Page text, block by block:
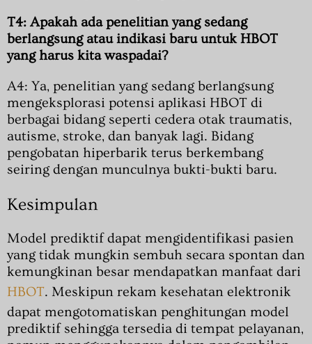
T4: Apakah ada penelitian yang sedang
berlangsung atau indikasi baru untuk HBOT
yang harus kita waspadai?
A4: Ya, penelitian yang sedang berlangsung
mengeksplorasi potensi aplikasi HBOT di
berbagai bidang seperti cedera otak traumatis,
autisme, stroke, dan banyak lagi. Bidang
pengobatan hiperbarik terus berkembang
seiring dengan munculnya bukti-bukti baru.
Kesimpulan
Model prediktif dapat mengidentifikasi pasien
yang tidak mungkin sembuh secara spontan dan
kemungkinan besar mendapatkan manfaat dari
HBOT. Meskipun rekam kesehatan elektronik
dapat mengotomatiskan penghitungan model
prediktif sehingga tersedia di tempat pelayanan,